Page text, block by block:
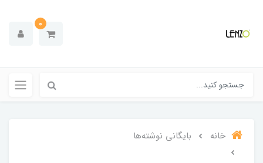
0
خانه بایگانی نوشته‌ها